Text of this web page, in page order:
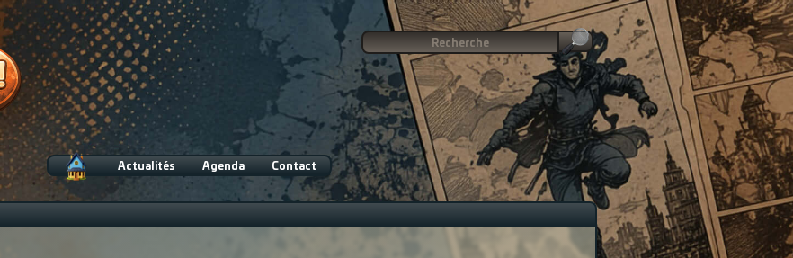
Actualités Agenda Contact